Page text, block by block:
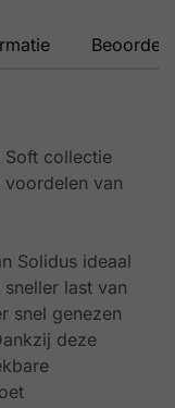
collectie
van
Solidus ideaal
last van
snel genezen
deze